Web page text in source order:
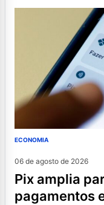
ECONOMIA
06 de agosto de 2026
pix amplia participação nos
pagamentos